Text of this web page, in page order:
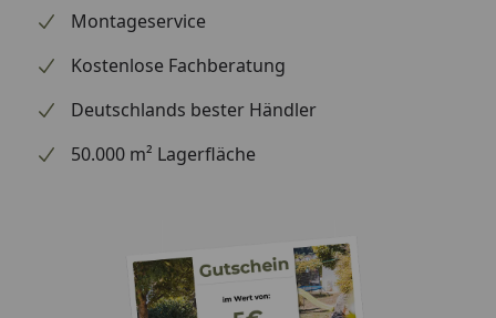
Montageservice
Kostenlose Fachberatung
Deutschlands bester Händler
50.000 m² Lagerfläche